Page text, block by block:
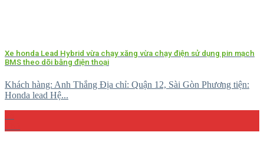
Xe honda Lead Hybrid vừa chạy xăng vừa chạy điện sử dụng pin mạch
BMS theo dõi bằng điện thoại
Khách hàng: Anh Thắng Địa chỉ: Quận 12, Sài Gòn Phương tiện:
Honda lead Hệ...